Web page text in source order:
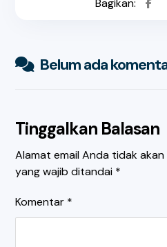
Belum ada
Tinggalkan Balasan
Alamat email Anda tidak akan
yang wajib ditandai *
Komentar *